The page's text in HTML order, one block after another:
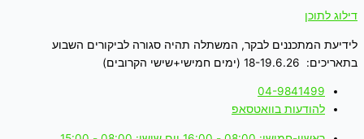
דילוג לתוכן
לידיעת המתכננים לבקר, המשתלה תהיה סגורה לביקורים השבוע
בתאריכים: 18-19.6.26 (ימים חמישי+שישי הקרובים)
04-9841499
להודעות בוואטסאפ